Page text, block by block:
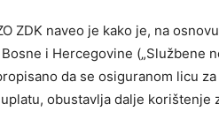
ZDK naveo je kako je, na
i Hercegovine („Službene
da se osiguranom licu
obustavlja dalje korištenje